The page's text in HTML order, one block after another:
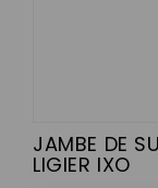
JAMBE DE
LIGIER IXO